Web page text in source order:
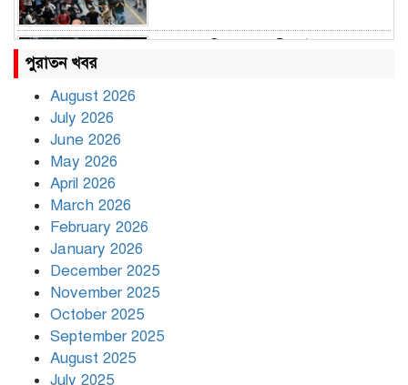
বৃষ্টি থামার নাম নেই, পথে পথে
পুরাতন খবর
August 2026
July 2026
June 2026
May 2026
April 2026
March 2026
February 2026
January 2026
December 2025
November 2025
October 2025
September 2025
August 2025
July 2025